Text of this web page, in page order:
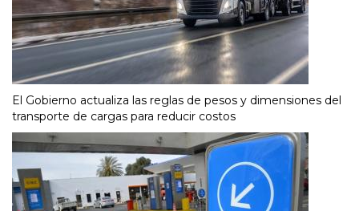
El Gobierno actualiza las reglas de pesos y dimensiones del
transporte de cargas para reducir costos